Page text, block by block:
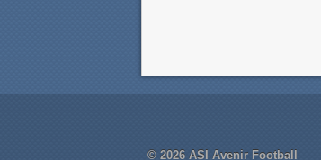
© 2026 ASI Avenir Football